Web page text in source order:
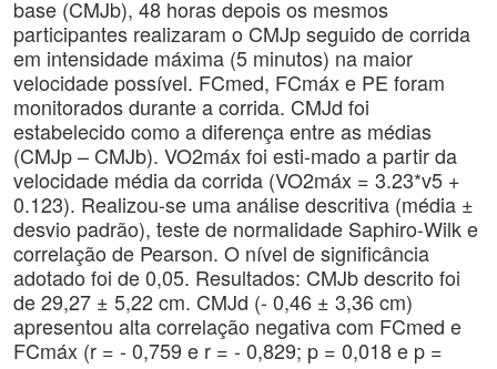
base (CMJb), 48 horas depois os mesmos
participantes realizaram o CMJp seguido de corrida
em intensidade máxima (5 minutos) na maior
velocidade possível. FCmed, FCmáx e PE foram
monitorados durante a corrida. CMJd foi
estabelecido como a diferença entre as médias
(CMJp – CMJb). VO2máx foi esti-mado a partir da
velocidade média da corrida (VO2máx = 3.23*v5 +
0.123). Realizou-se uma análise descritiva (média ±
desvio padrão), teste de normalidade Saphiro-Wilk e
correlação de Pearson. O nível de significância
adotado foi de 0,05. Resultados: CMJb descrito foi
de 29,27 ± 5,22 cm. CMJd (- 0,46 ± 3,36 cm)
apresentou alta correlação negativa com FCmed e
FCmáx (r = - 0,759 e r = - 0,829; p = 0,018 e p =